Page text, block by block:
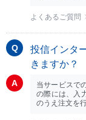
よくあるご質問
投信インタ
きますか？
当サービスで
の際には、入
のうえ注文を